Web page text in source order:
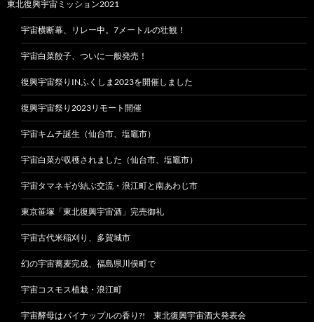
東北復興宇宙ミッション2021
宇宙横断幕、リレー中。7メートルの壮観！
宇宙白菜餃子、ついに一般発売！
復興宇宙祭りINふくしま2023を開催しました
復興宇宙祭り2023リモート開催
宇宙キムチ誕生（仙台市、塩竈市）
宇宙白菜が収穫されました（仙台市、塩竈市）
宇宙タマネギが結ぶ交流・浪江町と南あわじ市
東京笹塚「東北復興宇宙酒」完売御礼
宇宙古代米稲刈り、多賀城市
幻の宇宙蕎麦完成、福島県川俣町で
宇宙コスモス植栽・浪江町
宇宙酵母はパイナップルの香り?! 東北復興宇宙酒大発表会